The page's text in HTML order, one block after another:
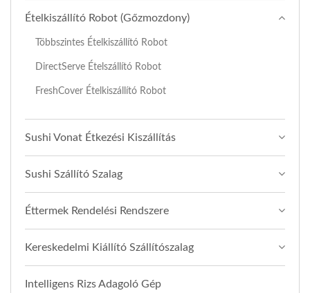
Ételkiszállító Robot (Gőzmozdony)
Többszintes Ételkiszállító Robot
DirectServe Ételszállító Robot
FreshCover Ételkiszállító Robot
Sushi Vonat Étkezési Kiszállítás
Sushi Szállító Szalag
Éttermek Rendelési Rendszere
Kereskedelmi Kiállító Szállítószalag
Intelligens Rizs Adagoló Gép